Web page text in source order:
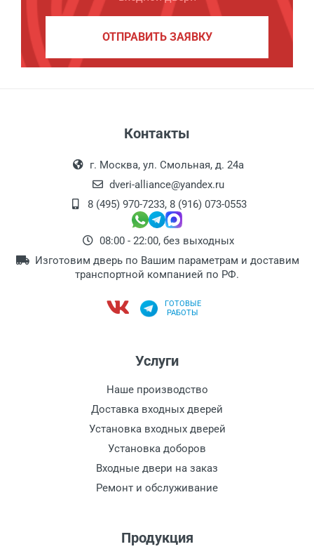
ОТПРАВИТЬ ЗАЯВКУ
Контакты
г. Москва, ул. Смольная, д. 24а
dveri-alliance@yandex.ru
8 (495) 970-7233, 8 (916) 073-0553
08:00 - 22:00, без выходных
Изготовим дверь по Вашим параметрам и доставим
транспортной компанией по РФ.
ГОТОВЫЕ
РАБОТЫ
Услуги
Наше производство
Доставка входных дверей
Установка входных дверей
Установка доборов
Входные двери на заказ
Ремонт и обслуживание
Продукция